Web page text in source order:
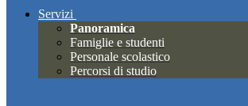
Servizi
Panoramica
Famiglie e studenti
Personale scolastico
Percorsi di studio